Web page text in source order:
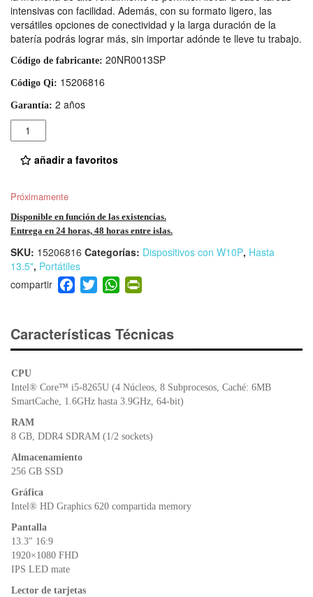
intensivas con facilidad. Además, con su formato ligero, las
versátiles opciones de conectividad y la larga duración de la
batería podrás lograr más, sin importar adónde te lleve tu trabajo.
Código de fabricante: 20NR0013SP
Código Qi: 15206816
Garantía: 2 años
Cantidad
añadir a favoritos
Próximamente
Disponible en función de las existencias.
Entrega en 24 horas, 48 horas entre islas.
SKU: 15206816 Categorías: Dispositivos con W10P, Hasta
13.5", Portátiles
F
a
e
b
o
k
T
wi
er
W
h
s
A
p
ri
e
dl
y
Características Técnicas
CPU
Intel® Core™ i5-8265U (4 Núcleos, 8 Subprocesos, Caché: 6MB
SmartCache, 1.6GHz hasta 3.9GHz, 64-bit)
RAM
8 GB, DDR4 SDRAM (1/2 sockets)
Almacenamiento
256 GB SSD
Gráfica
Intel® HD Graphics 620 compartida memory
Pantalla
13.3″ 16:9
1920×1080 FHD
IPS LED mate
Lector de tarjetas